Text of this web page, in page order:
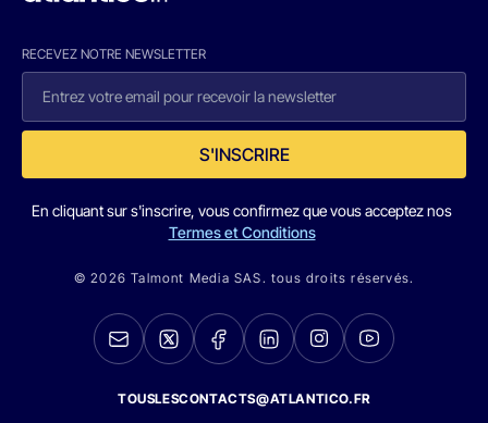
RECEVEZ NOTRE NEWSLETTER
S'INSCRIRE
En cliquant sur s'inscrire, vous confirmez que vous acceptez nos
Termes et Conditions
© 2026 Talmont Media SAS. tous droits réservés.
TOUSLESCONTACTS@ATLANTICO.FR